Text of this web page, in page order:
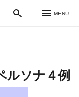
MENU
ルソナ４例